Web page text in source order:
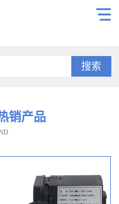
搜索
销产品